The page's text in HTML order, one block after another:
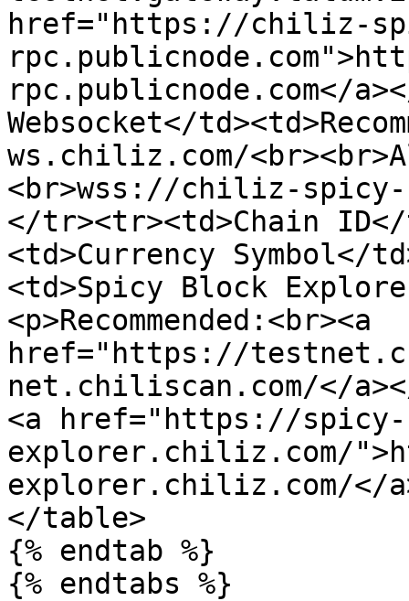
href="https://chiliz-
rpc.publicnode.com</
Websocket</
ws.chiliz.com/
<br>wss://chiliz-spicy-
</tr><tr><td>Chain
<td>Currency Symbol</
<td>Spicy Block
<p>Recommended:<br><a
href="https://
net.chiliscan.com/</
<a href="https://spicy-
explorer.chiliz.com/
explorer.chiliz.com/</
</table>
{% endtab %}
{% endtabs %}